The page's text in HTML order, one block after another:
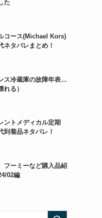
た
コース(Michael Kors)
ネタバレまとめ！
ス冷蔵庫の故障年表…
れる）
ントメディカル定期
着品ネタバレ！
ーミーなど購入品紹
02編